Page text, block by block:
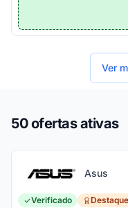
Ver
50 ofertas ativas
Asus
Verificado Destaque